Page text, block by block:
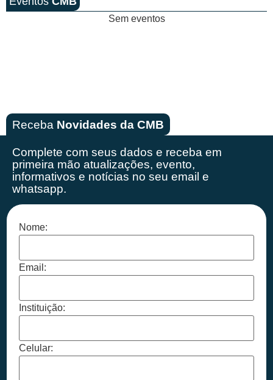
Sem eventos
Receba Novidades da CMB
Complete com seus dados e receba em
primeira mão atualizações, evento,
informativos e notícias no seu email e
whatsapp.
Nome:
Email:
Instituição:
Celular: